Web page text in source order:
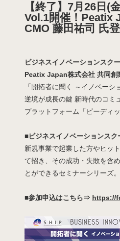
【終了】7月26日
Vol.1開催！Peatix
CMO 藤田祐司 氏
ビジネスイノベーションスク
Peatix Japan株式会社 共同創
「開拓者に聞く ～イノベーシ
逆境が成長の鍵 新時代のコミ
プラットフォーム「ピーディ
■ビジネスイノベーションス
新規事業で起業した方やヒッ
て招き、その成功・失敗を含
とができるセミナーシリーズ。
■参加申込はこちら⇒ https://